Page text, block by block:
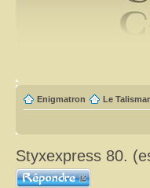
Enigmatron Le
Styxexpress 80.
Répondre